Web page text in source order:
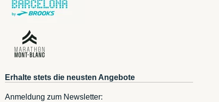
Erhalte stets die neusten Angebote
Anmeldung zum Newsletter: